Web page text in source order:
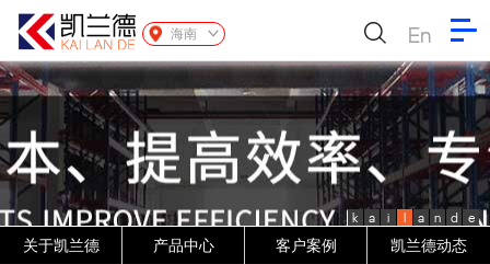
海南 En
k a i l a n d e
关于凯兰德 产品中心 客户案例 凯兰德动态